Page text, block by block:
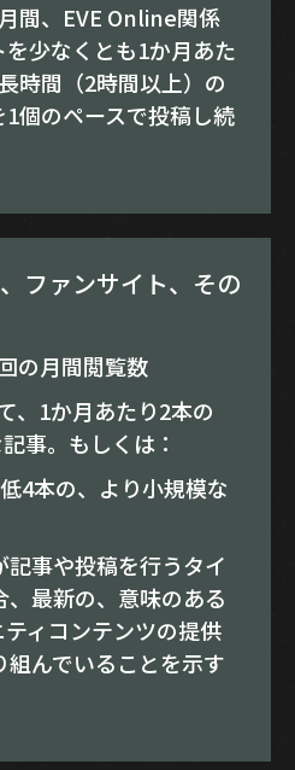
間、EVE Online関係
少なくとも1か月あた
時間（2時間以上）の
個のペースで投稿し続
ファンサイト、その
の月間閲覧数
、1か月あたり2本の
事。もしくは：
4本の、より小規模な
記事や投稿を行うタイ
、最新の、意味のある
ティコンテンツの提供
組んでいることを示す